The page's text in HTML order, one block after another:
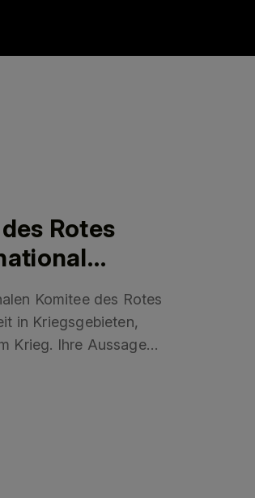
Rotes
Komitee des Rotes
in Kriegsgebieten,
Krieg. Ihre Aussagen